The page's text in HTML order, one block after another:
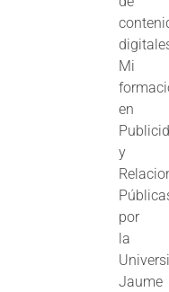
Mi
en
y
por
la
Jaume